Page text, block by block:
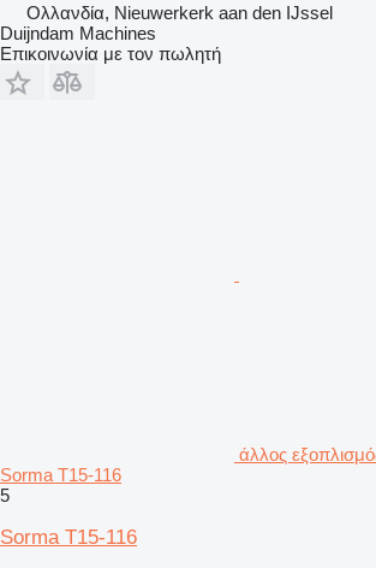
Ολλανδία, Nieuwerkerk aan den IJssel
Duijndam Machines
Επικοινωνία με τον πωλητή
άλλος
Sorma T15-116
5
Sorma T15-116